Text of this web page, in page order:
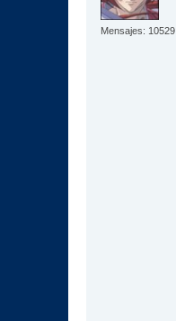
Mensajes: 10529